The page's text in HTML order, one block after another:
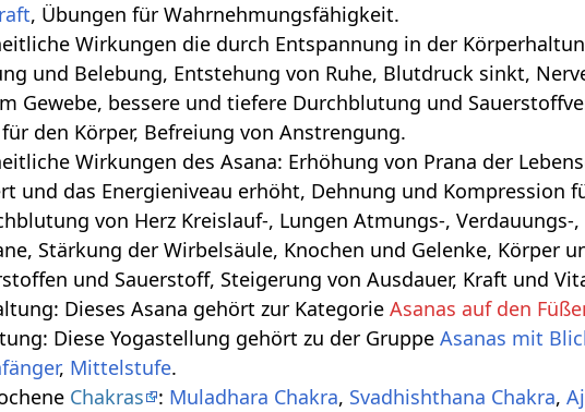
, Übungen für Wahrnehmungsfähigkeit.
Wirkungen die durch Entspannung in der Körperhaltung geschehen‏‎: Tiefe
und Belebung, Entstehung von Ruhe, Blutdruck sinkt,
Gewebe, bessere und tiefere Durchblutung und
den Körper, Befreiung von Anstrengung.
Wirkungen des Asana: Erhöhung von Prana der
und das Energieniveau erhöht, Dehnung und Kompression
von Herz Kreislauf-, Lungen Atmungs-,
Stärkung der Wirbelsäule, Knochen und Gelenke, Körper
und Sauerstoff, Steigerung von Ausdauer, Kraft und
Dieses Asana gehört zur KategorieAsanas auf den
Diese Yogastellung gehört zu der GruppeAsanas mit
, Mittelstufe.
Chakras : Muladhara Chakra, Svadhishthana Chakra,